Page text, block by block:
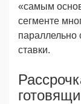
«самым
сегменте
ставки.